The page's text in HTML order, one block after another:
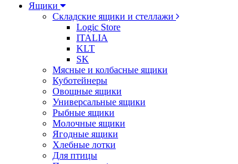
Ящики
Складские ящики и стеллажи
Logic Store
ITALIA
KLT
SK
Мясные и колбасные ящики
Куботейнеры
Овощные ящики
Универсальные ящики
Рыбные ящики
Молочные ящики
Ягодные ящики
Хлебные лотки
Для птицы